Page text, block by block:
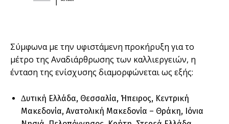
Σύµφωνα µε την υφιστάµενη προκήρυξη για το
µέτρο της Αναδιάρθρωσης των καλλιεργειών, η
ένταση της ενίσχυσης διαµορφώνεται ως εξής:
∆υτική Ελλάδα, Θεσσαλία, Ήπειρος, Κεντρική
Μακεδονία, Ανατολική Μακεδονία – Θράκη, Ιόνια